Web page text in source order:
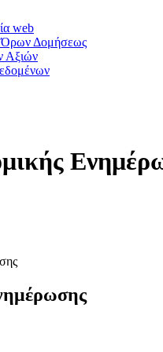
web
Δομήσεως
Αξιών